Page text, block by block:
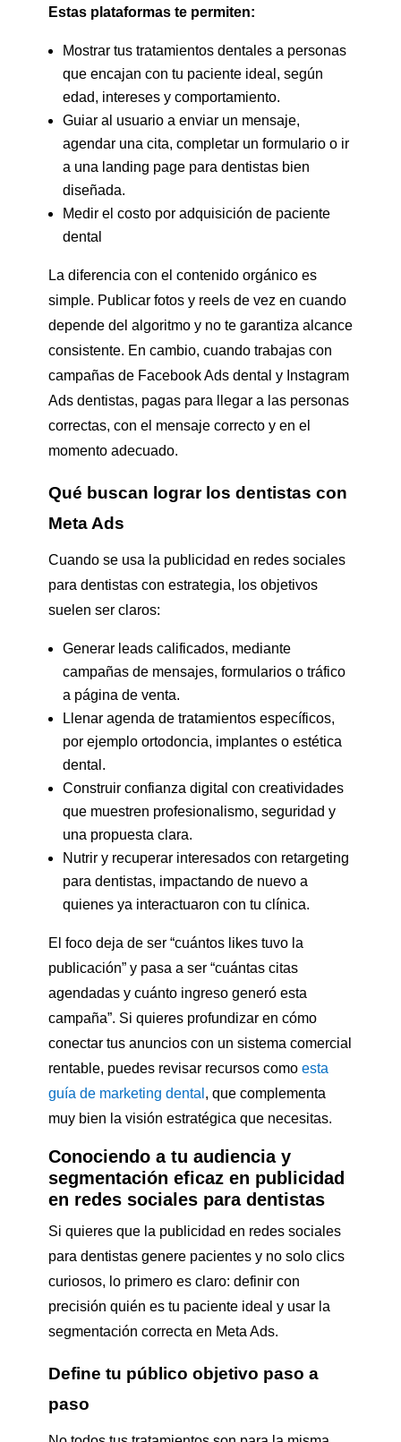
Estas plataformas te permiten:
Mostrar tus tratamientos dentales a personas
que encajan con tu paciente ideal, según
edad, intereses y comportamiento.
Guiar al usuario a enviar un mensaje,
agendar una cita, completar un formulario o ir
a una landing page para dentistas bien
diseñada.
Medir el costo por adquisición de paciente
dental
La diferencia con el contenido orgánico es
simple. Publicar fotos y reels de vez en cuando
depende del algoritmo y no te garantiza alcance
consistente. En cambio, cuando trabajas con
campañas de Facebook Ads dental y Instagram
Ads dentistas, pagas para llegar a las personas
correctas, con el mensaje correcto y en el
momento adecuado.
Qué buscan lograr los dentistas con
Meta Ads
Cuando se usa la publicidad en redes sociales
para dentistas con estrategia, los objetivos
suelen ser claros:
Generar leads calificados, mediante
campañas de mensajes, formularios o tráfico
a página de venta.
Llenar agenda de tratamientos específicos,
por ejemplo ortodoncia, implantes o estética
dental.
Construir confianza digital con creatividades
que muestren profesionalismo, seguridad y
una propuesta clara.
Nutrir y recuperar interesados con retargeting
para dentistas, impactando de nuevo a
quienes ya interactuaron con tu clínica.
El foco deja de ser “cuántos likes tuvo la
publicación” y pasa a ser “cuántas citas
agendadas y cuánto ingreso generó esta
campaña”. Si quieres profundizar en cómo
conectar tus anuncios con un sistema comercial
rentable, puedes revisar recursos como esta
guía de marketing dental , que complementa
muy bien la visión estratégica que necesitas.
Conociendo a tu audiencia y
segmentación eficaz en publicidad
en redes sociales para dentistas
Si quieres que la publicidad en redes sociales
para dentistas genere pacientes y no solo clics
curiosos, lo primero es claro: definir con
precisión quién es tu paciente ideal y usar la
segmentación correcta en Meta Ads.
Define tu público objetivo paso a
paso